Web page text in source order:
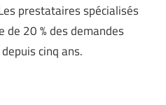
prestataires spécialisés
de 20 % des demandes
cinq ans.